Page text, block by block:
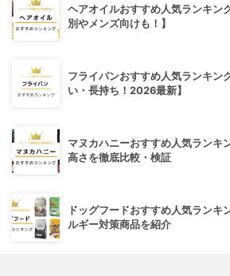
ヘアオイルおすすめ人気ランキン
別やメンズ向けも！】
フライパンおすすめ人気ランキン
い・長持ち！2026最新】
マヌカハニーおすすめ人気ランキ
高さを徹底比較・検証
ドッグフードおすすめ人気ランキ
ルギー対策商品を紹介